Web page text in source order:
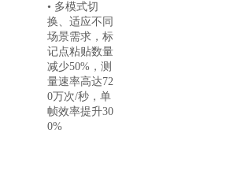
• 多模式切
换、适应不同
场景需求，标
记点粘贴数量
减少50%，测
量速率高达72
0万次/秒，单
帧效率提升30
0%